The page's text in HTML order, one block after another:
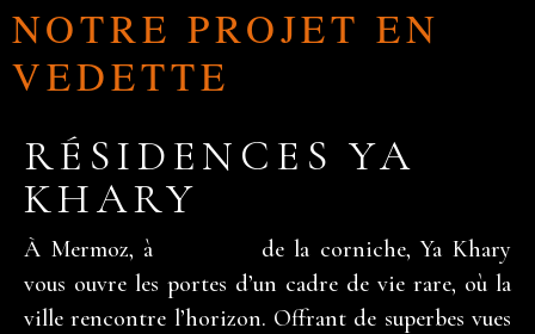
NOTRE PROJET EN
VEDETTE
RÉSIDENCES YA
KHARY
À Mermoz, à
de la corniche, Ya Khary
vous ouvre les portes d’un cadre de vie rare, où la
ville rencontre l’horizon. Offrant de superbes vues